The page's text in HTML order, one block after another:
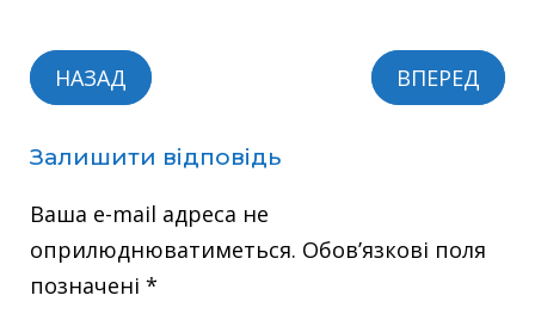
НАЗАД ВПЕРЕД
Залишити відповідь
Ваша e-mail адреса не
оприлюднюватиметься. Обов’язкові поля
позначені *